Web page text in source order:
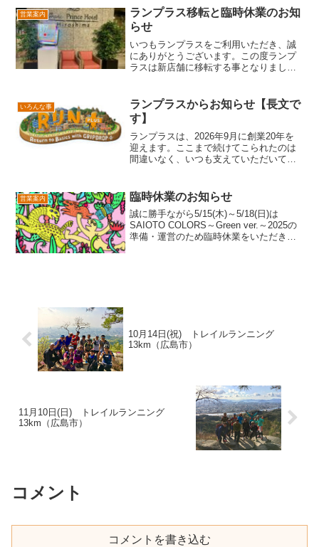
愛媛県まで行くかと思わ...
営業案内
ランプラス移転と臨時休業のお知
らせ
いつもランプラスをご利用いただき、誠
にありがとうございます。この度ランプ
ラスは新店舗に移転する事となりまし
ル広島の1階です。新店舗は
12/1(金)OPENです。近くに...
いろんな事
ランプラスからお知らせ【長文で
す】
ランプラスは、2026年9月に創業20年を
迎えます。ここまで続けてこられたのは
間違いなく、いつも支えていただいてい
とがあります。これからランプラスは、
ウェア・ザック・ア...
営業案内 臨時休業のお知らせ
誠に勝手ながら5/15(木)～5/18(日)は
SAIOTO COLORS～Green ver.～2025の
準備・運営のため臨時休業をいただきま
10月14日(祝) トレイルランニング
13km（広島市）
11月10日(日) トレイルランニング
13km（広島市）
コメント
コメントを書き込む